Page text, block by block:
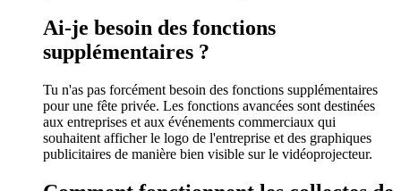
Ai-je besoin des fonctions
supplémentaires ?
Tu n'as pas forcément besoin des fonctions supplémentaires
pour une fête privée. Les fonctions avancées sont destinées
aux entreprises et aux événements commerciaux qui
souhaitent afficher le logo de l'entreprise et des graphiques
publicitaires de manière bien visible sur le vidéoprojecteur.